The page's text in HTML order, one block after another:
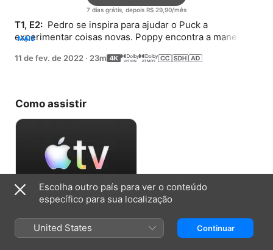
7 dias grátis, depois R$ 29,90/mês
T1, E2: Pedro se inspira para ajudar o Puck a
experimentar coisas novas. Poppy encontra a maneira
MAIS
11 de fev. de 2022 · 23m
Como assistir
Escolha outro país para ver o conteúdo
específico para sua localização
United States Continuar